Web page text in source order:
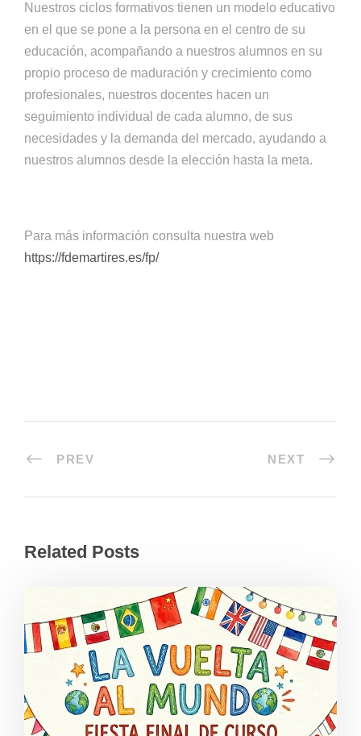
Nuestros ciclos formativos tienen un modelo educativo
en el que se pone a la persona en el centro de su
educación, acompañando a nuestros alumnos en su
propio proceso de maduración y crecimiento como
profesionales, nuestros docentes hacen un
seguimiento individual de cada alumno, de sus
necesidades y la demanda del mercado, ayudando a
nuestros alumnos desde la elección hasta la meta.
Para más información consulta nuestra web
https://fdemartires.es/fp/
PREV NEXT
Related Posts